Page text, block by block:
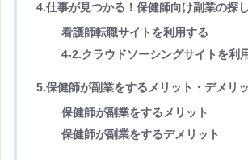
4.仕事が見つかる！保健師向け副業の探
看護師転職サイトを利用する
4-2.クラウドソーシングサイトを利
5.保健師が副業をするメリット・デメリ
保健師が副業をするメリット
保健師が副業をするデメリット